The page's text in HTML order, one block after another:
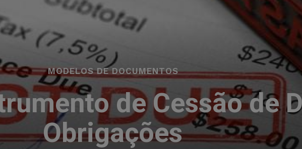
MODELOS DE DOCUMENTOS
de Cessão de
Obrigações